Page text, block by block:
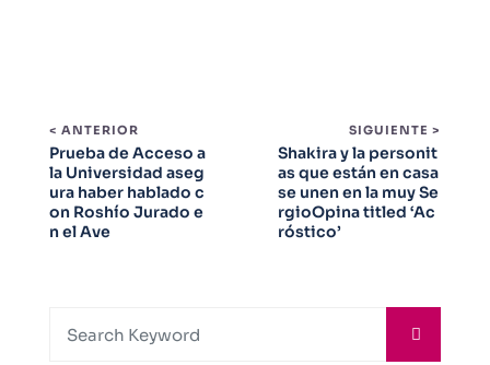
< ANTERIOR
Prueba de Acceso a
la Universidad aseg
ura haber hablado c
on Roshío Jurado e
n el Ave
SIGUIENTE >
Shakira y la personit
as que están en casa
se unen en la muy Se
rgioOpina titled ‘Ac
róstico’